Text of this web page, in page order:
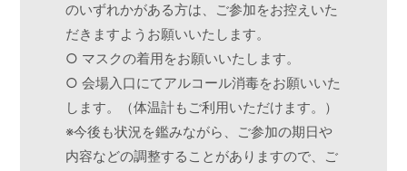
のいずれかがある方は、ご参加をお控えいた
だきますようお願いいたします。
○ マスクの着用をお願いいたします。
○ 会場入口にてアルコール消毒をお願いいた
します。（体温計もご利用いただけます。）
※今後も状況を鑑みながら、ご参加の期日や
内容などの調整することがありますので、ご